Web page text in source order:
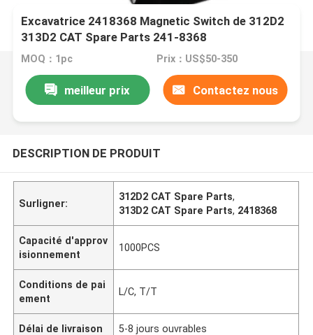
Excavatrice 2418368 Magnetic Switch de 312D2
313D2 CAT Spare Parts 241-8368
MOQ：1pc Prix：US$50-350
meilleur prix Contactez nous
DESCRIPTION DE PRODUIT
Surligner:
312D2 CAT Spare Parts,
313D2 CAT Spare Parts, 2418368
Capacité d'approv
isionnement
1000PCS
Conditions de pai
ement
L/C, T/T
Délai de livraison 5-8 jours ouvrables